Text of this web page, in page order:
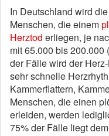
In Deutschland wird
Menschen, die einem
Herztod erliegen, je
mit 65.000 bis 200.000
der Fälle wird der
sehr schnelle
Kammerflattern,
Menschen, die einen
erleiden, werden
75% der Fälle liegt